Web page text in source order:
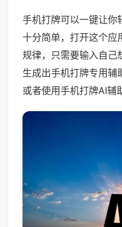
手机打牌可以一键让你
十分简单，打开这个应
规律，只需要输入自己
生成出手机打牌专用辅
或者使用手机打牌AI辅